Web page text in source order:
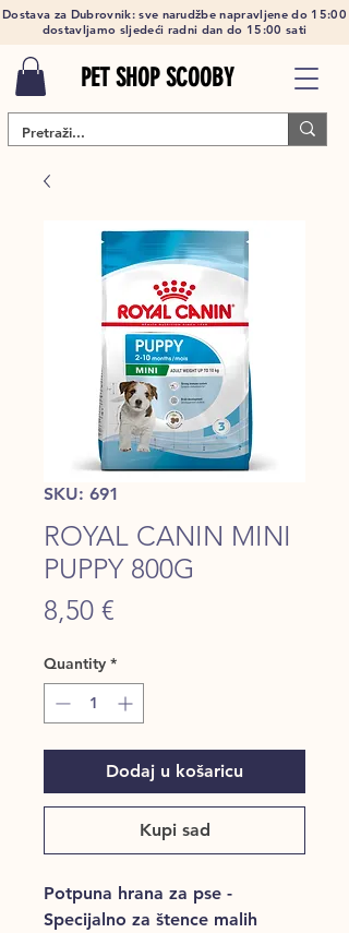
Dostava za Dubrovnik: sve narudžbe napravljene do 15:00
dostavljamo sljedeći radni dan do 15:00 sati
PET SHOP SCOOBY
SKU: 691
ROYAL CANIN MINI
PUPPY 800G
8,50 €
Quantity *
Dodaj u košaricu
Kupi sad
Potpuna hrana za pse -
Specijalno za štence malih